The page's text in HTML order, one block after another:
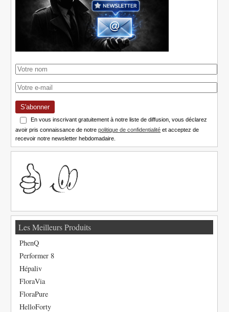
S'abonner
En vous inscrivant gratuitement à notre liste de diffusion, vous déclarez
avoir pris connaissance de notrepolitique de confidentialité et acceptez de
recevoir notre newsletter hebdomadaire.
Les Meilleurs Produits
PhenQ
Performer 8
Hépaliv
FloraVia
FloraPure
HelloForty